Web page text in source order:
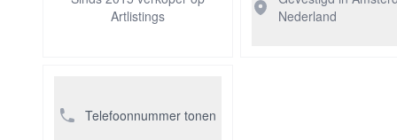
Artlistings
Nederland
Telefoonnummer tonen